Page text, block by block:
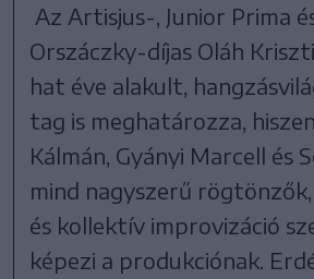
Az Artisjus-, Junior Prima
Orszáczky-díjas Oláh
hat éve alakult,
tag is meghatározza,
Kálmán, Gyányi Marcell és
mind nagyszerű
és kollektív improvizáció
képezi a produkciónak.